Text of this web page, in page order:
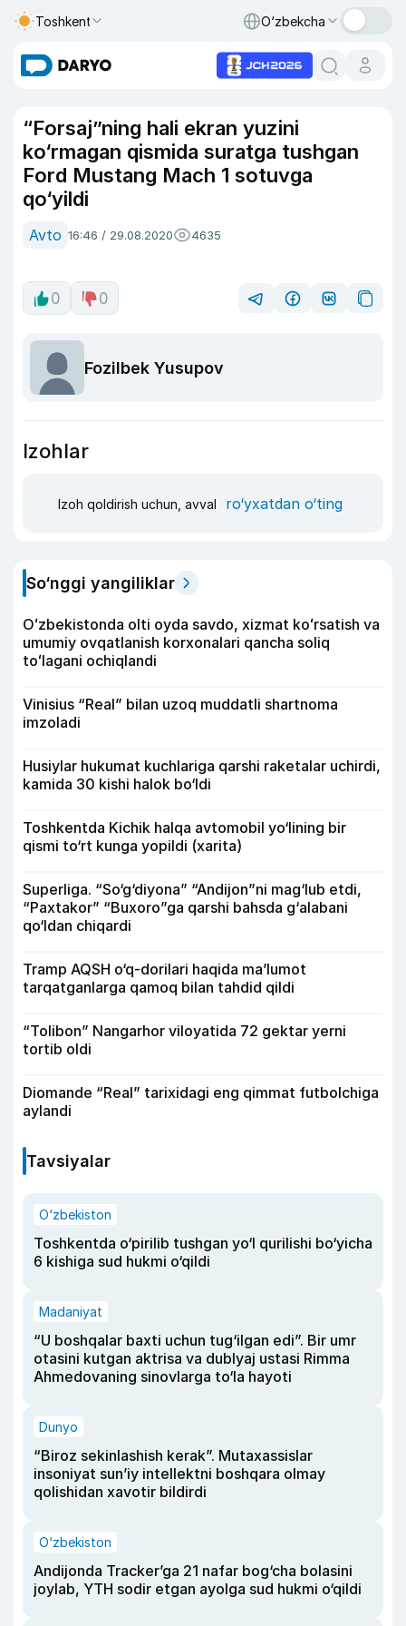
Toshkent O‘zbekcha
“Forsaj”ning hali ekran yuzini
ko‘rmagan qismida suratga tushgan
Ford Mustang Mach 1 sotuvga
qo‘yildi
Avto 16:46 / 29.08.2020 4635
0 0
Fozilbek Yusupov
Izohlar
Izoh qoldirish uchun, avval ro‘yxatdan o‘ting
So‘nggi yangiliklar
Oʻzbekistonda olti oyda savdo, xizmat koʻrsatish va
umumiy ovqatlanish korxonalari qancha soliq
toʻlagani ochiqlandi
Vinisius “Real” bilan uzoq muddatli shartnoma
imzoladi
Husiylar hukumat kuchlariga qarshi raketalar uchirdi,
kamida 30 kishi halok bo‘ldi
Toshkentda Kichik halqa avtomobil yo‘lining bir
qismi to‘rt kunga yopildi (xarita)
Superliga. “So‘g‘diyona” “Andijon”ni mag‘lub etdi,
“Paxtakor” “Buxoro”ga qarshi bahsda g‘alabani
qo‘ldan chiqardi
Tramp AQSH o‘q-dorilari haqida ma’lumot
tarqatganlarga qamoq bilan tahdid qildi
“Tolibon” Nangarhor viloyatida 72 gektar yerni
tortib oldi
Diomande “Real” tarixidagi eng qimmat futbolchiga
aylandi
Tavsiyalar
O‘zbekiston
Toshkentda o‘pirilib tushgan yo‘l qurilishi bo‘yicha
6 kishiga sud hukmi o‘qildi
Madaniyat
“U boshqalar baxti uchun tug‘ilgan edi”. Bir umr
otasini kutgan aktrisa va dublyaj ustasi Rimma
Ahmedovaning sinovlarga to‘la hayoti
Dunyo
“Biroz sekinlashish kerak”. Mutaxassislar
insoniyat sun’iy intellektni boshqara olmay
qolishidan xavotir bildirdi
O‘zbekiston
Andijonda Tracker’ga 21 nafar bog‘cha bolasini
joylab, YTH sodir etgan ayolga sud hukmi o‘qildi